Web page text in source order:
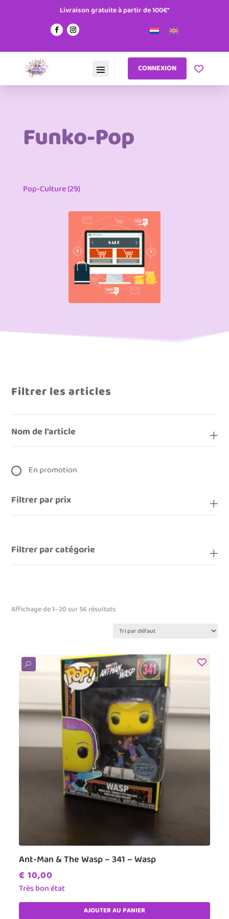
Livraison gratuite à partir de 100€*
CONNEXION
Funko-Pop
Pop-Culture (29)
Filtrer les articles
Nom de l'article
En promotion
Filtrer par prix
Filtrer par catégorie
Affichage de 1–20 sur 56 résultats
Ant-Man & The Wasp – 341 – Wasp
€ 10,00
Très bon état
U
AJOUTER AU PANIER